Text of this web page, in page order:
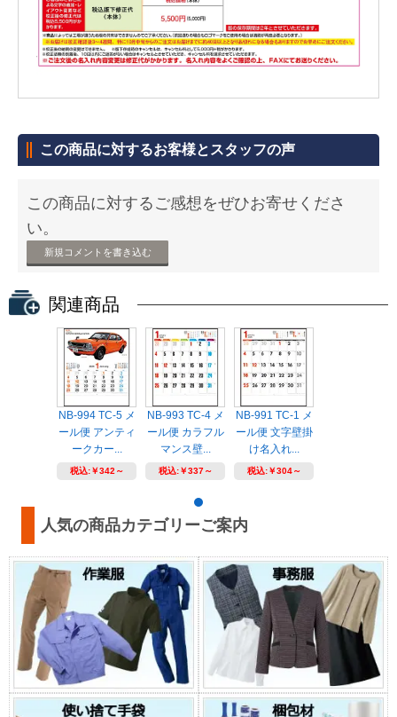
この商品に対するお客様とスタッフの声
この商品に対するご感想をぜひお寄せくださ
い。
新規コメントを書き込む
関連商品
NB-994 TC-5 メ
ール便 アンティ
ークカー...
税込:￥342～
NB-993 TC-4 メ
ール便 カラフル
マンス壁...
税込:￥337～
NB-991 TC-1 メ
ール便 文字壁掛
け名入れ...
税込:￥304～
人気の商品カテゴリーご案内